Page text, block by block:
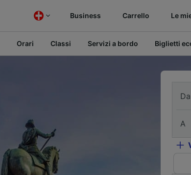
Business Carrello Le
Orari Classi Servizi a bordo Biglietti
Da
A